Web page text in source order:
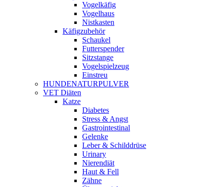
Vogelkäfig
Vogelhaus
Nistkasten
Käfigzubehör
Schaukel
Futterspender
Sitzstange
Vogelspielzeug
Einstreu
HUNDENATURPULVER
VET Diäten
Katze
Diabetes
Stress & Angst
Gastrointestinal
Gelenke
Leber & Schilddrüse
Urinary
Nierendiät
Haut & Fell
Zähne